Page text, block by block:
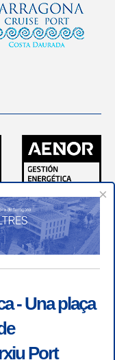
×
- Una plaça
Port